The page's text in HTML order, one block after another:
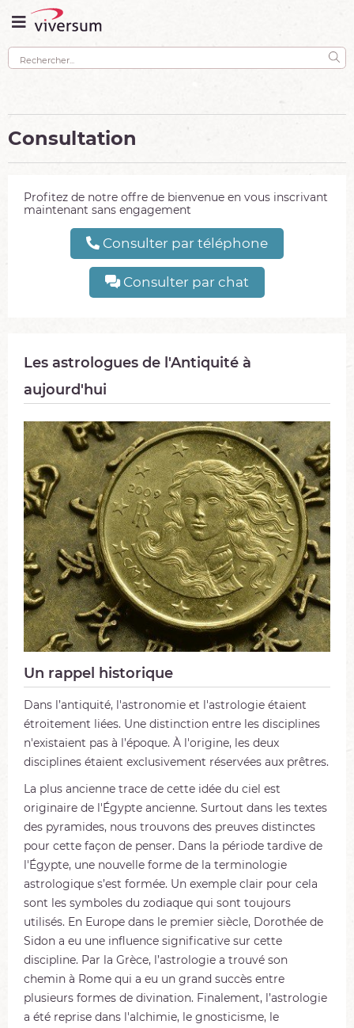
Consultation
Profitez de notre offre de bienvenue en vous inscrivant
maintenant sans engagement
Consulter par téléphone
Consulter par chat
Les astrologues de l'Antiquité à
aujourd'hui
Un rappel historique
Dans l’antiquité, l'astronomie et l'astrologie étaient
étroitement liées. Une distinction entre les disciplines
n'existaient pas à l’époque. À l'origine, les deux
disciplines étaient exclusivement réservées aux prêtres.
La plus ancienne trace de cette idée du ciel est
originaire de l'Égypte ancienne. Surtout dans les textes
des pyramides, nous trouvons des preuves distinctes
pour cette façon de penser. Dans la période tardive de
l'Égypte, une nouvelle forme de la terminologie
astrologique s’est formée. Un exemple clair pour cela
sont les symboles du zodiaque qui sont toujours
utilisés. En Europe dans le premier siècle, Dorothée de
Sidon a eu une influence significative sur cette
discipline. Par la Grèce, l’astrologie a trouvé son
chemin à Rome qui a eu un grand succès entre
plusieurs formes de divination. Finalement, l’astrologie
a été reprise dans l'alchimie, le gnosticisme, le